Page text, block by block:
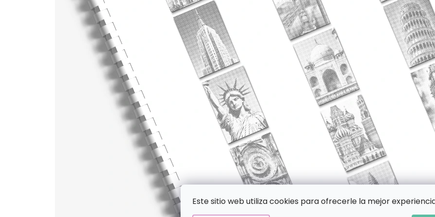
Este sitio web utiliza cookies para ofrecerle la mejor